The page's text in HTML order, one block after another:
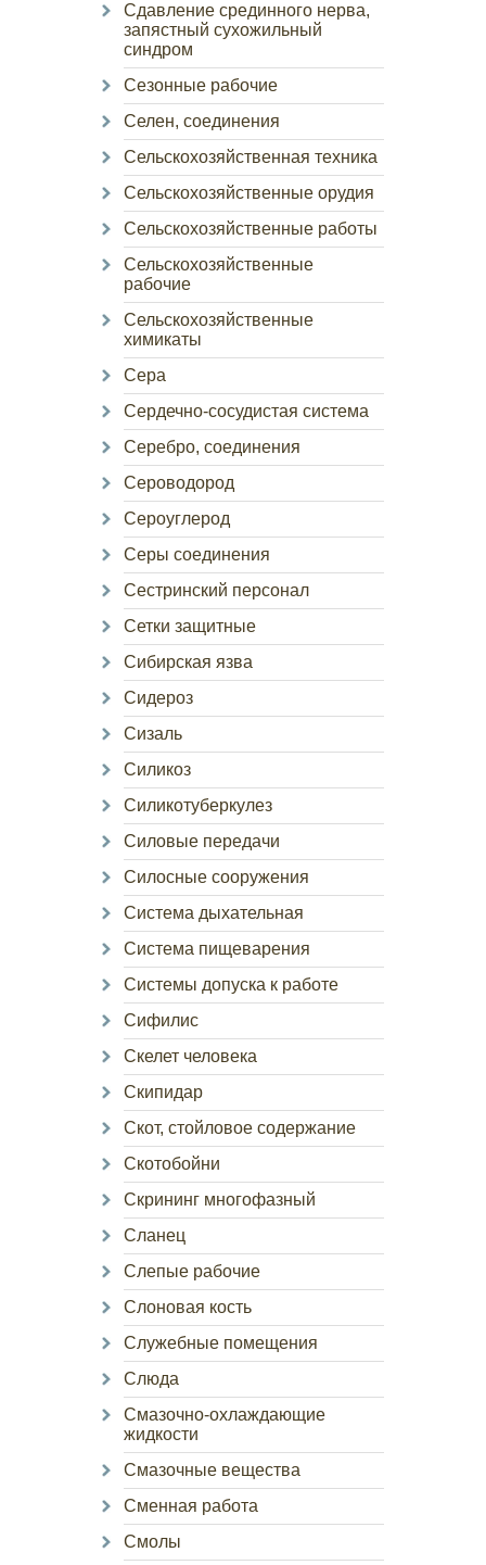
Сдавление срединного нерва,
запястный сухожильный
синдром
Сезонные рабочие
Селен, соединения
Сельскохозяйственная техника
Сельскохозяйственные орудия
Сельскохозяйственные работы
Сельскохозяйственные
рабочие
Сельскохозяйственные
химикаты
Сера
Сердечно-сосудистая система
Серебро, соединения
Сероводород
Сероуглерод
Серы соединения
Сестринский персонал
Сетки защитные
Сибирская язва
Сидероз
Сизаль
Силикоз
Силикотуберкулез
Силовые передачи
Силосные сооружения
Система дыхательная
Система пищеварения
Системы допуска к работе
Сифилис
Скелет человека
Скипидар
Скот, стойловое содержание
Скотобойни
Скрининг многофазный
Сланец
Слепые рабочие
Слоновая кость
Служебные помещения
Слюда
Смазочно-охлаждающие
жидкости
Смазочные вещества
Сменная работа
Смолы